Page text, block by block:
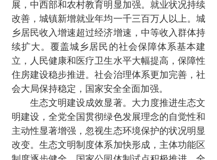
展，中西部和农村教育明显加强。就业状况持续
改善，城镇新增就业年均一千三百万人以上。城
乡居民收入增速超过经济增速，中等收入群体持
续扩大。覆盖城乡居民的社会保障体系基本建
立，人民健康和医疗卫生水平大幅提高，保障性
住房建设稳步推进。社会治理体系更加完善，社
会大局保持稳定，国家安全全面加强。
生态文明建设成效显著。大力度推进生态文
明建设，全党全国贯彻绿色发展理念的自觉性和
主动性显著增强，忽视生态环境保护的状况明显
改变。生态文明制度体系加快形成，主体功能区